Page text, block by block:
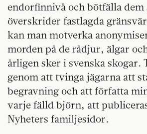
endorfinnivå och bötfälla dem
överskrider fastlagda
kan man motverka
morden på de rådjur, älgar
årligen sker i svenska skogar.
genom att tvinga jägarna att
begravning och att författa
varje fälld björn, att
Nyheters familjesidor.